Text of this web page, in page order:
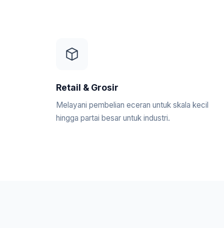
Retail & Grosir
Melayani pembelian eceran untuk skala kecil
hingga partai besar untuk industri.